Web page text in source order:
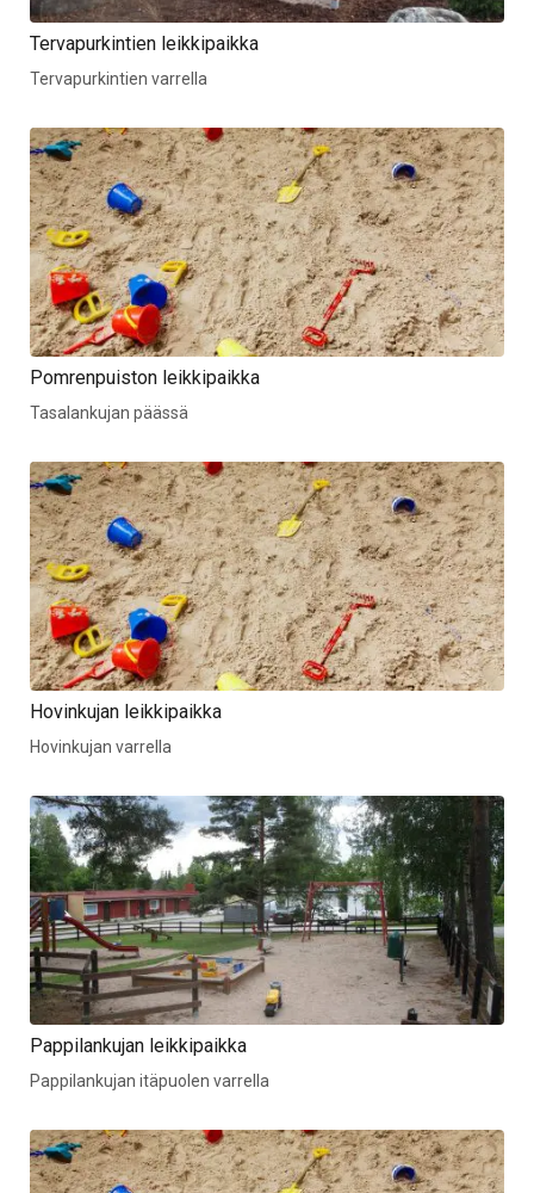
Tervapurkintien leikkipaikka
Tervapurkintien varrella
Pomrenpuiston leikkipaikka
Tasalankujan päässä
Hovinkujan leikkipaikka
Hovinkujan varrella
Pappilankujan leikkipaikka
Pappilankujan itäpuolen varrella